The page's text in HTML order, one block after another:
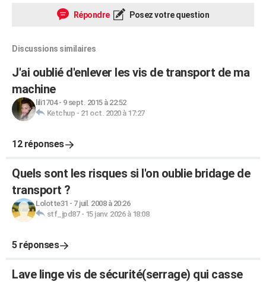
Répondre Posez votre question
Discussions similaires
J'ai oublié d'enlever les vis de transport de ma
machine
lili1704- 9 sept. 2015 à 22:52
Ketchup - 21 oct. 2020 à 17:27
12 réponses
Quels sont les risques si l'on oublie bridage de
transport ?
Lolotte31 - 7 juil. 2008 à 20:26
stf_jpd87- 15 janv. 2026 à 18:08
5 réponses
Lave linge vis de sécurité(serrage) qui casse